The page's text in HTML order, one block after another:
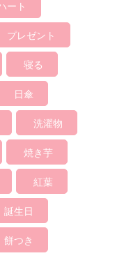
ート
プレゼント
寝る
日傘
洗濯物
焼き芋
紅葉
誕生日
餅つき